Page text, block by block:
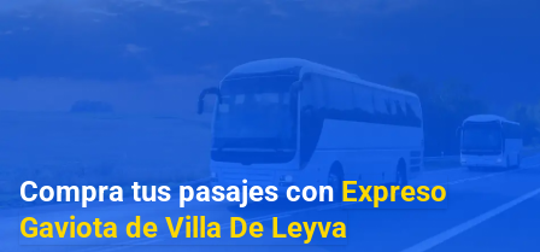
Compra tus pasajes con Expreso
Gaviota de Villa De Leyva